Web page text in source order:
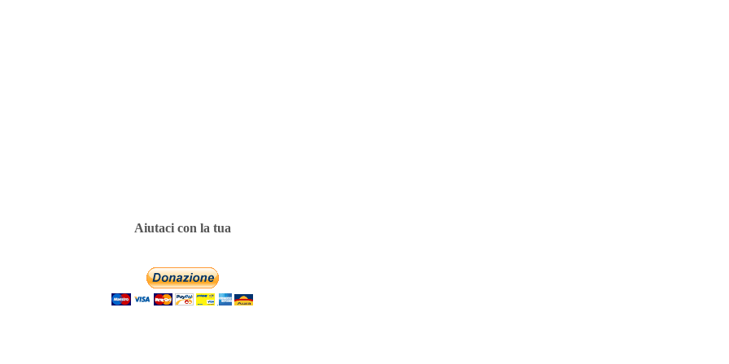
Aiutaci con la tua